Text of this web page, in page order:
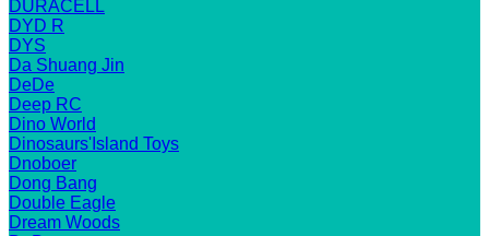
DURACELL
DYD R
DYS
Da Shuang Jin
DeDe
Deep RC
Dino World
Dinosaurs'Island Toys
Dnoboer
Dong Bang
Double Eagle
Dream Woods